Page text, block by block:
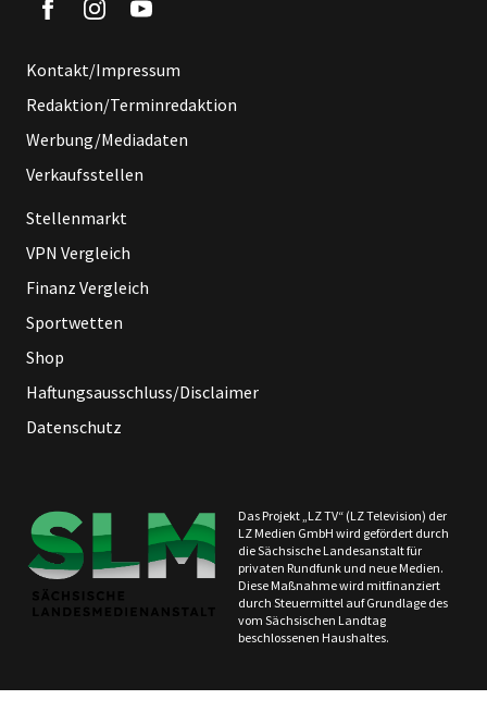
Kontakt/Impressum
Redaktion/Terminredaktion
Werbung/Mediadaten
Verkaufsstellen
Stellenmarkt
VPN Vergleich
Finanz Vergleich
Sportwetten
Shop
Haftungsausschluss/Disclaimer
Datenschutz
Das Projekt „LZ TV“ (LZ Television) der
LZ Medien GmbH wird gefördert durch
die Sächsische Landesanstalt für
privaten Rundfunk und neue Medien.
Diese Maßnahme wird mitfinanziert
durch Steuermittel auf Grundlage des
vom Sächsischen Landtag
beschlossenen Haushaltes.